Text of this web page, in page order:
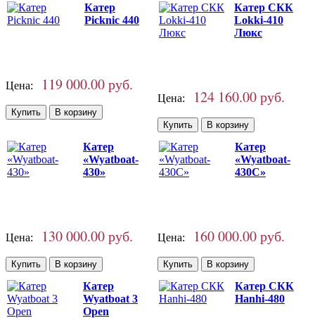
Катер
Picknic 440
Цена: 119 000.00 руб.
Катер СКК
Lokki-410
Люкс
Цена: 124 160.00 руб.
Катер
«Wyatboat-
430»
Цена: 130 000.00 руб.
Катер
«Wyatboat-
430C»
Цена: 160 000.00 руб.
Катер
Wyatboat 3
Open
Катер СКК
Hanhi-480